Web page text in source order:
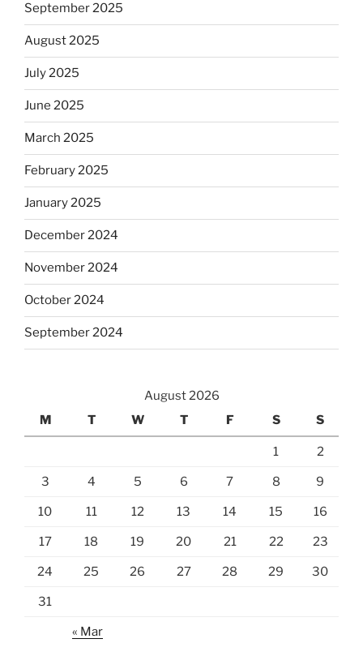
September 2025
August 2025
July 2025
June 2025
March 2025
February 2025
January 2025
December 2024
November 2024
October 2024
September 2024
August 2026
M
T W T F S S
1 2
3 4 5 6 7 8 9
10 11 12 13 14 15 16
17 18 19 20 21 22 23
24 25 26 27 28 29 30
31
« Mar